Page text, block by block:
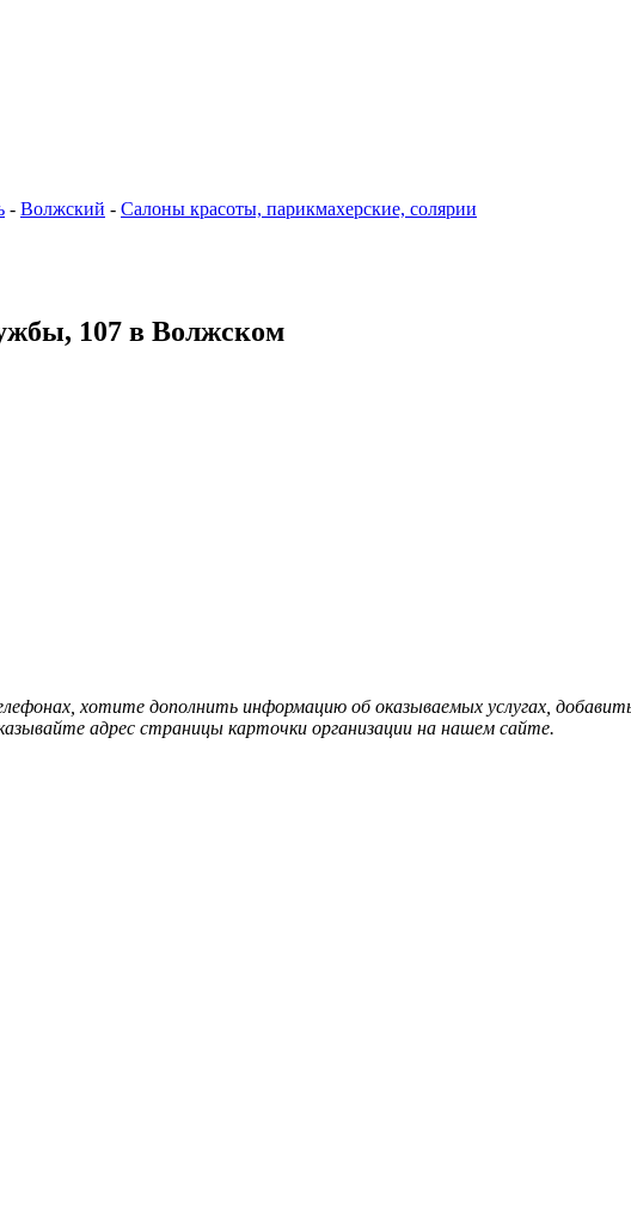
- Волжский - Салоны красоты, парикмахерские, солярии
107 в Волжском
хотите дополнить информацию об оказываемых услугах,
адрес страницы карточки организации на нашем сайте.